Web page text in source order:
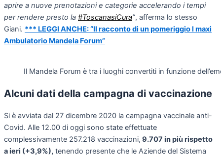
aprire a nuove prenotazioni e categorie accelerando i tempi
per rendere presto la #ToscanasiCura”, afferma lo stesso
Giani. *** LEGGI ANCHE: “Il racconto di un pomeriggio l maxi
Ambulatorio Mandela Forum”
Il Mandela Forum è tra i luoghi convertiti in funzione
Alcuni dati della campagna di vaccinazione
Si è avviata dal 27 dicembre 2020 la campagna vaccinale anti-
Covid. Alle 12.00 di oggi sono state effettuate
complessivamente 257.218 vaccinazioni, 9.707 in più rispetto
a ieri (+3,9%), tenendo presente che le Aziende del Sistema